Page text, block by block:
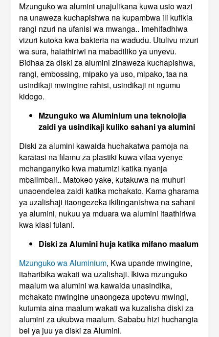
Mzunguko wa alumini unajulikana kuwa usio wazi
na unaweza kuchapishwa na kupambwa ili kufikia
rangi nzuri na ufanisi wa mwanga.. Imehifadhiwa
vizuri kutoka kwa bakteria na wadudu. Utulivu mzuri
wa sura, haiathiriwi na mabadiliko ya unyevu.
Bidhaa za diski za alumini zinaweza kuchapishwa,
rangi, embossing, mipako ya uso, mipako, taa na
usindikaji mwingine rahisi, usindikaji ni ngumu
kidogo.
Mzunguko wa Aluminium una teknolojia
zaidi ya usindikaji kuliko sahani ya alumini
Diski za alumini kawaida huchakatwa pamoja na
karatasi na filamu za plastiki kuwa vifaa vyenye
mchanganyiko kwa matumizi katika nyanja
mbalimbali.. Matokeo yake, kutakuwa na muhuri
unaoendelea zaidi katika mchakato. Kama gharama
ya uzalishaji itaongezeka ikilinganishwa na sahani
ya alumini, nukuu ya mduara wa alumini itaathiriwa
kwa kiasi fulani.
Diski za Alumini huja katika mifano maalum
Mzunguko wa Aluminium, Kwa upande mwingine,
itaharibika wakati wa uzalishaji. Ikiwa mzunguko
maalum wa alumini wa kawaida unasindika,
mchakato mwingine unaongeza upotevu mwingi,
kutumia aina maalum wakati wa kuzalisha diski za
alumini za ukubwa maalum. Sababu hizi huchangia
bei ya juu ya diski za Alumini.